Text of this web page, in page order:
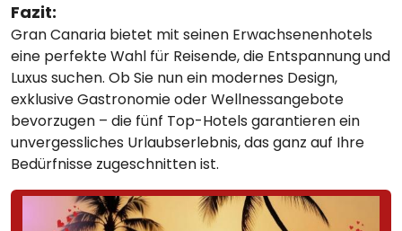
Fazit:
Gran Canaria bietet mit seinen Erwachsenenhotels
eine perfekte Wahl für Reisende, die Entspannung und
Luxus suchen. Ob Sie nun ein modernes Design,
exklusive Gastronomie oder Wellnessangebote
bevorzugen – die fünf Top-Hotels garantieren ein
unvergessliches Urlaubserlebnis, das ganz auf Ihre
Bedürfnisse zugeschnitten ist.